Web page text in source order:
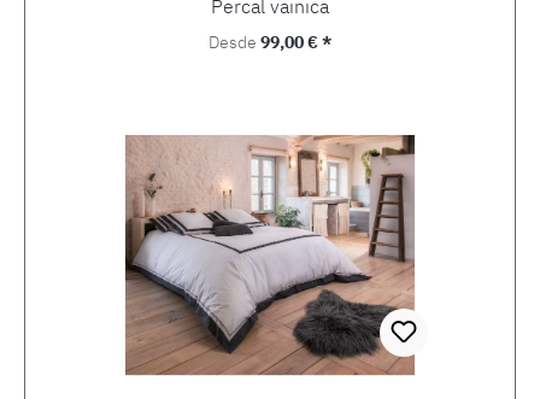
Percal vainica
Precio normal:
Desde 99,00 € *